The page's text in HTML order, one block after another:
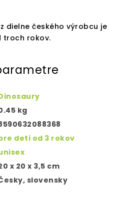
dielne českého výrobcu je
troch rokov.
kg
deti od 3 rokov
x 20 x 3,5 cm
slovensky